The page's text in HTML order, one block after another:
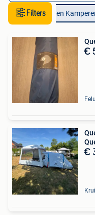
Filters
Caravans en
€
€